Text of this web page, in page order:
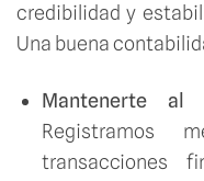
credibilidad y
Una buena
Mantenerte al
Registramos
transacciones